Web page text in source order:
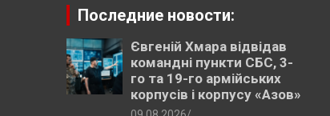
Последние новости:
Євгеній Хмара відвідав
командні пункти СБС, 3-
го та 19-го армійських
корпусів і корпусу «Азов»